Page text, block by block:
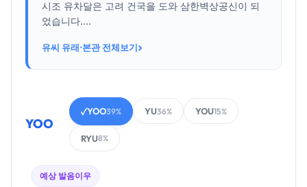
시조 유차달은 고려 건국을 도와 삼한벽상공신이 되
었습니다....
유씨 유래·본관 전체보기›
YOO
✓YOO39% YU36% YOU15%
RYU8%
예상 발음이우